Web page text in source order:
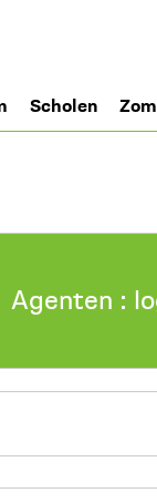
Scholen
Agenten :